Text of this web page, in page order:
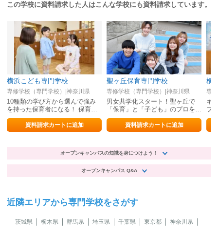
この学校に資料請求した人はこんな学校にも資料請求しています。
横浜こども専門学校
専修学校（専門学校）|神奈川県
10種類の学び方から選んで強み
を持った保育者になる！ 保育
士・幼稚園教諭の資格のダブル取
得が目指せる
資料請求カートに追加
聖ヶ丘保育専門学校
専修学校（専門学校）|神奈川県
男女共学化スタート！聖ヶ丘で
「保育」と「子ども」のプロを目
指しましょう！
資料請求カートに追加
横
専
キ
ブ
浜
オープンキャンパスの知識を身につけよう！
オープンキャンパス Q&A
近隣エリアから専門学校をさがす
茨城県 栃木県 群馬県 埼玉県 千葉県 東京都
神奈川県